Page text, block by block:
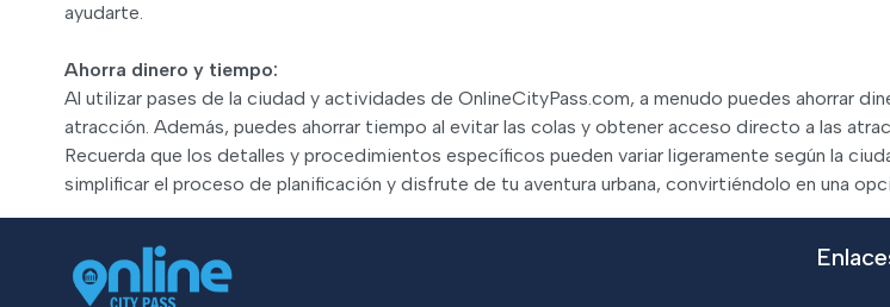
ayudarte.
Ahorra dinero y tiempo:
Al utilizar pases de la ciudad y actividades de OnlineCityPass.com, a menudo puedes ahorrar
atracción. Además, puedes ahorrar tiempo al evitar las colas y obtener acceso directo a las
Recuerda que los detalles y procedimientos específicos pueden variar ligeramente según la
simplificar el proceso de planificación y disfrute de tu aventura urbana, convirtiéndolo en una